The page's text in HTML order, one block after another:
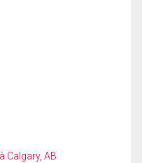
Calgary, AB